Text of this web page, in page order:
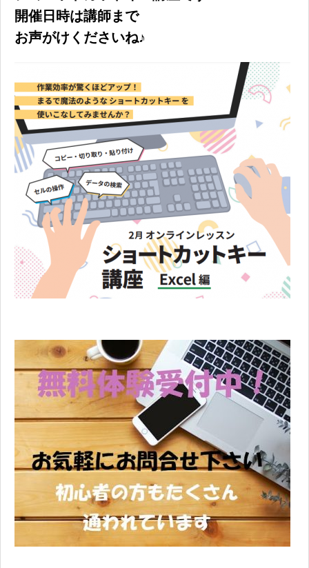
開催日時は講師まで
お声がけくださいね♪